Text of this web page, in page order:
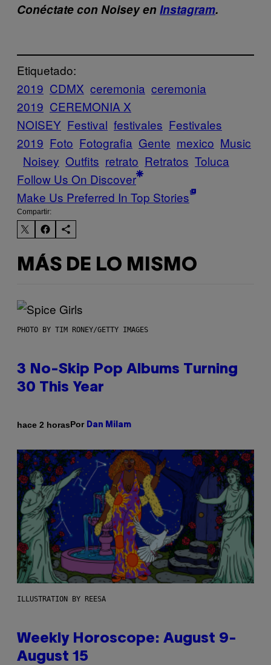
Conéctate con Noisey en Instagram.
Etiquetado:
2019 CDMX ceremonia ceremonia
2019 CEREMONIA X
NOISEY Festival festivales Festivales
2019 Foto Fotografia Gente mexico Music
Noisey Outfits retrato Retratos Toluca
Follow Us On Discover
Make Us Preferred In Top Stories
Compartir:
MÁS DE LO MISMO
PHOTO BY TIM RONEY/GETTY IMAGES
3 No-Skip Pop Albums Turning
30 This Year
hace 2 horasPor Dan Milam
ILLUSTRATION BY REESA
Weekly Horoscope: August 9-
August 15